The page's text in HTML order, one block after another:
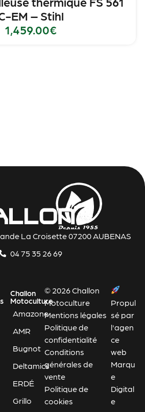
EM – Stihl
1,459.00€
La Croisette 07200 AUBENAS
04 75 35 26 69
Challon
Motoculture
Amazone
AMR
Bugnot
Deltamics
ERDÉ
Grillo
© 2026 Challon
Motoculture
Mentions légales
Politique de
confidentialité
Conditions
générales de
vente
Politique de
cookies
Propul
sé par
l'agen
ce
web
Marqu
e
Digital
e